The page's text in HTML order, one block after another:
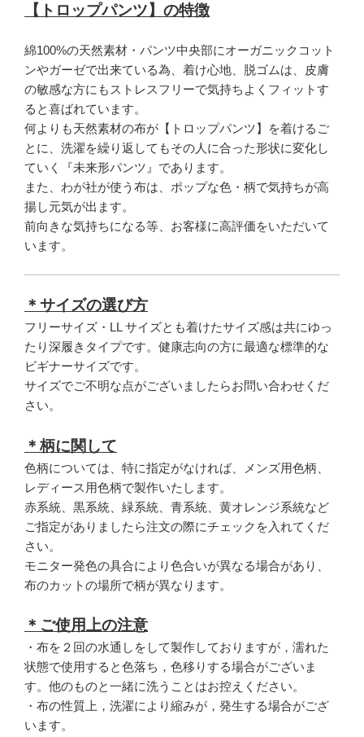
【トロップパンツ】の特徴
綿100%の天然素材・パンツ中央部にオーガニックコット
ンやガーゼで出来ている為、着け心地、脱ゴムは、皮膚
の敏感な方にもストレスフリーで気持ちよくフィットす
ると喜ばれています。
何よりも天然素材の布が【トロップパンツ】を着けるご
とに、洗濯を繰り返してもその人に合った形状に変化し
ていく『未来形パンツ』であります。
また、わが社が使う布は、ポップな色・柄で気持ちが高
揚し元気が出ます。
前向きな気持ちになる等、お客様に高評価をいただいて
います。
＊サイズの選び方
フリーサイズ・LL サイズとも着けたサイズ感は共にゆっ
たり深履きタイプです。健康志向の方に最適な標準的な
ビギナーサイズです。
サイズでご不明な点がございましたらお問い合わせくだ
さい。
＊柄に関して
色柄については、特に指定がなければ、メンズ用色柄、
レディース用色柄で製作いたします。
赤系統、黒系統、緑系統、青系統、黄オレンジ系統など
ご指定がありましたら注文の際にチェックを入れてくだ
さい。
モニター発色の具合により色合いが異なる場合があり、
布のカットの場所で柄が異なります。
＊ご使用上の注意
・布を２回の水通しをして製作しておりますが，濡れた
状態で使用すると色落ち，色移りする場合がございま
す。他のものと一緒に洗うことはお控えください。
・布の性質上，洗濯により縮みが，発生する場合がござ
います。